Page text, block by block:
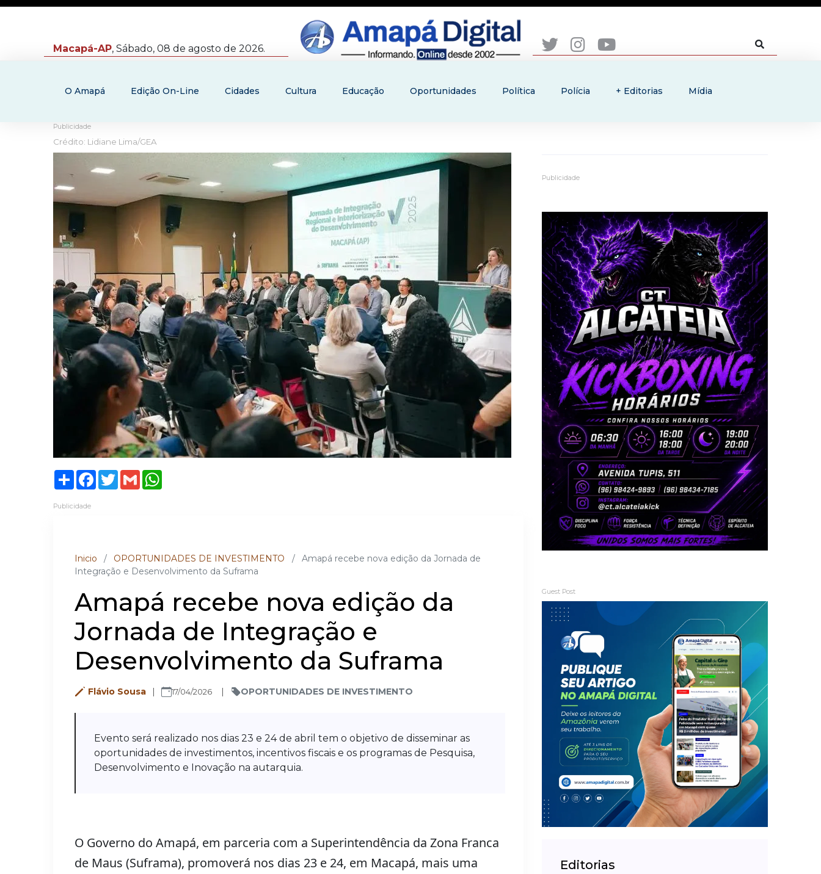
Macapá-AP, Sábado, 08 de agosto de 2026.
O Amapá Edição On-Line Cidades Cultura Educação Oportunidades Política Polícia + Editorias Mídia
Publicidade
Crédito: Lidiane Lima/GEA
ShareFacebook
TwitterGmail
Publicidade
Inicio / OPORTUNIDADES DE INVESTIMENTO /
Amapá recebe nova edição da Jornada de
Integração e Desenvolvimento da Suframa
Amapá recebe nova edição da
Jornada de Integração e
Desenvolvimento da Suframa
Flávio Sousa 17/04/2026 OPORTUNIDADES DE INVESTIMENTO
Evento será realizado nos dias 23 e 24 de abril tem o objetivo de disseminar as
oportunidades de investimentos, incentivos fiscais e os programas de Pesquisa,
Desenvolvimento e Inovação na autarquia.
O Governo do Amapá, em parceria com a Superintendência da Zona Franca
de Maus (Suframa), promoverá nos dias 23 e 24, em Macapá, mais uma
Publicidade
Guest Post
Editorias